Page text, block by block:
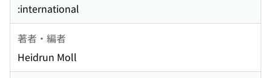
:international
著者・編者
Heidrun Moll